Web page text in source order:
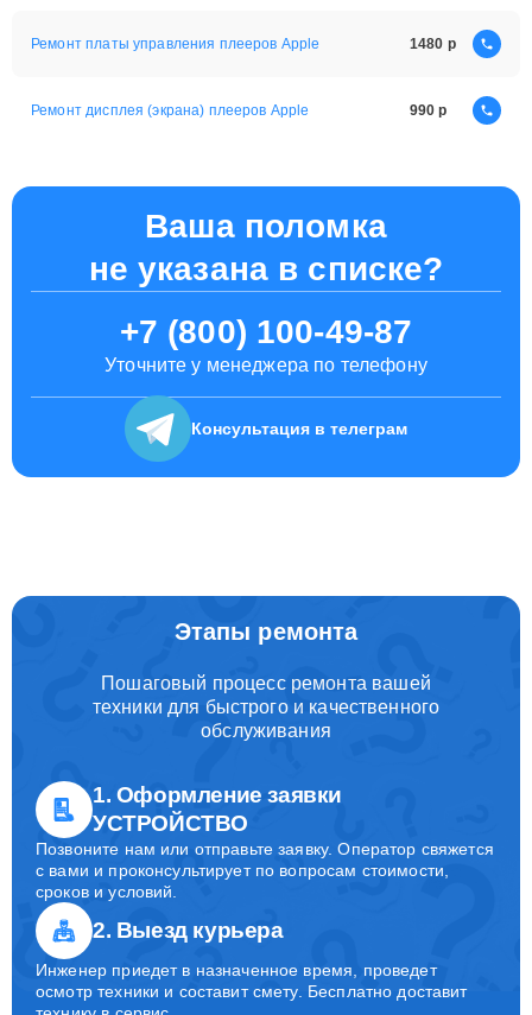
Ремонт платы управления плееров Apple 1480
Ремонт дисплея (экрана) плееров Apple 990
Ваша поломка
не указана в списке?
+7 (800) 100-49-87
Уточните у менеджера по телефону
Консультация в телеграм
Этапы ремонта
Пошаговый процесс ремонта вашей
техники для быстрого и качественного
обслуживания
1. Оформление заявки
УСТРОЙСТВО
Позвоните нам или отправьте заявку. Оператор свяжется
с вами и проконсультирует по вопросам стоимости,
сроков и условий.
2. Выезд курьера
Инженер приедет в назначенное время, проведет
осмотр техники и составит смету. Бесплатно доставит